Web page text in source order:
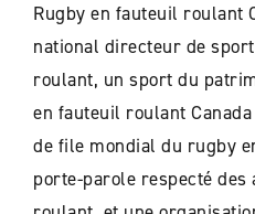
Rugby en fauteuil roulant
national directeur de
roulant, un sport du
en fauteuil roulant
de file mondial du rugby
porte-parole respecté